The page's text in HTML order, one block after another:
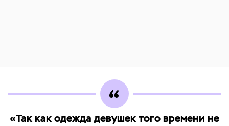
«Так как одежда девушек того времени не